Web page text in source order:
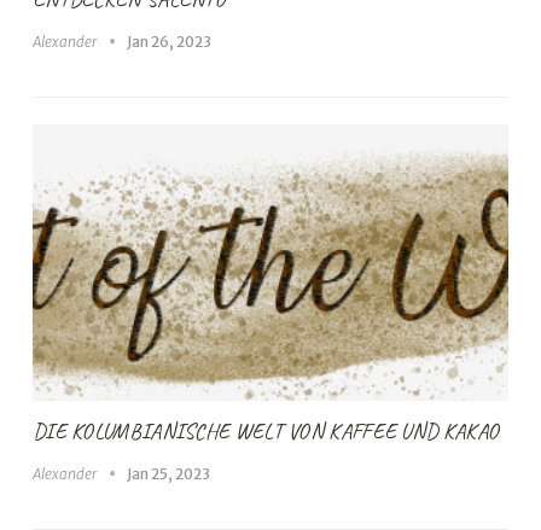
Alexander Jan 26, 2023
DIE KOLUMBIANISCHE WELT VON KAFFEE UND KAKAO
Alexander Jan 25, 2023